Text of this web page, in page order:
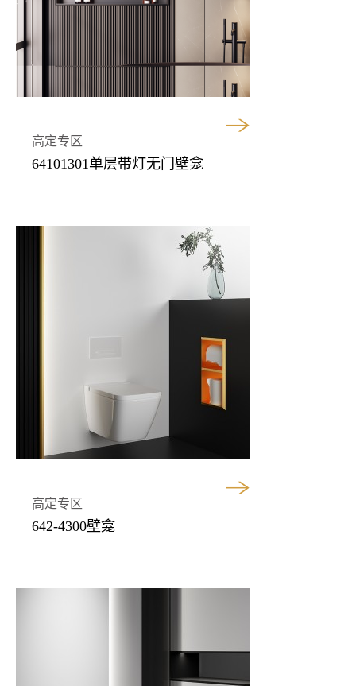
高定专区
64101301单层带灯无门壁龛
高定专区
642-4300壁龛